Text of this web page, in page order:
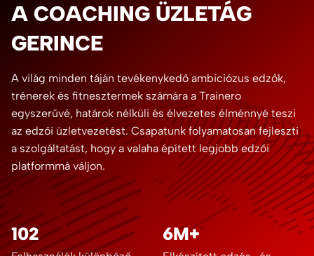
A COACHING ÜZLETÁG
GERINCE
A világ minden táján tevékenykedő ambiciózus edzők,
trénerek és fitnesztermek számára a Trainero
egyszerűvé, határok nélküli és élvezetes élménnyé teszi
az edzői üzletvezetést. Csapatunk folyamatosan fejleszti
a szolgáltatást, hogy a valaha épített legjobb edzői
platformmá váljon.
102 6M+